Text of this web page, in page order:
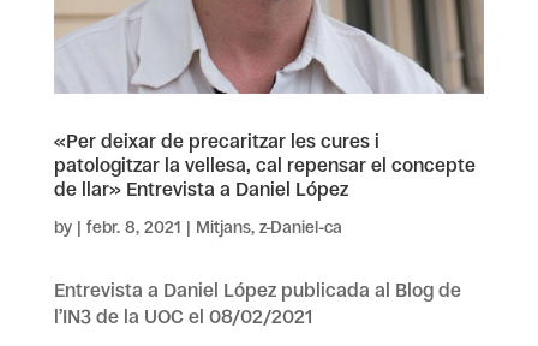
«Per deixar de precaritzar les cures i
patologitzar la vellesa, cal repensar el concepte
de llar» Entrevista a Daniel López
by | febr. 8, 2021 | Mitjans, z-Daniel-ca
Entrevista a Daniel López publicada al Blog de
l’IN3 de la UOC el 08/02/2021